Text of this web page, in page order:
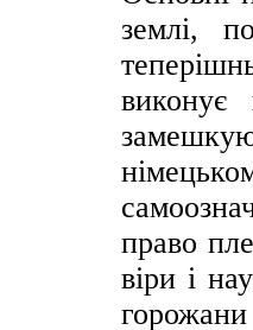
землі,
право
віри і